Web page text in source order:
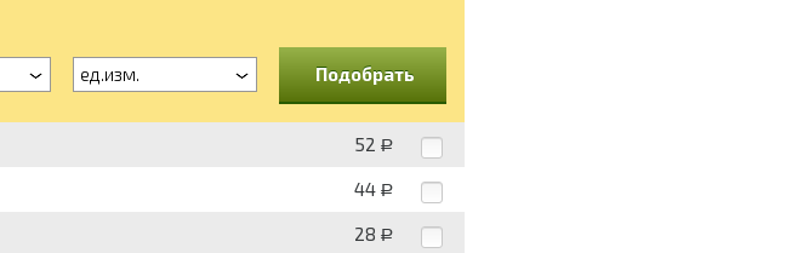
ед.изм. Подобрать
52 Р
44 Р
28 Р